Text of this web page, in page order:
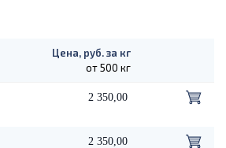
Цена, руб. за кг
от 500 кг
2 350,00
2 350,00